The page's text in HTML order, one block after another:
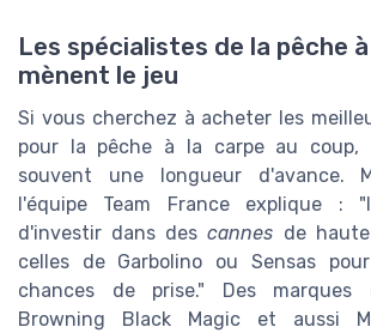
Les spécialistes de la pêche
mènent le jeu
Si vous cherchez à acheter les
pour la pêche à la carpe au coup,
souvent une longueur d'avance.
l'équipe Team France explique :
d'investir dans descannes de
celles de Garbolino ou Sensas
chances de prise." Des marques
Browning Black Magic et aussi